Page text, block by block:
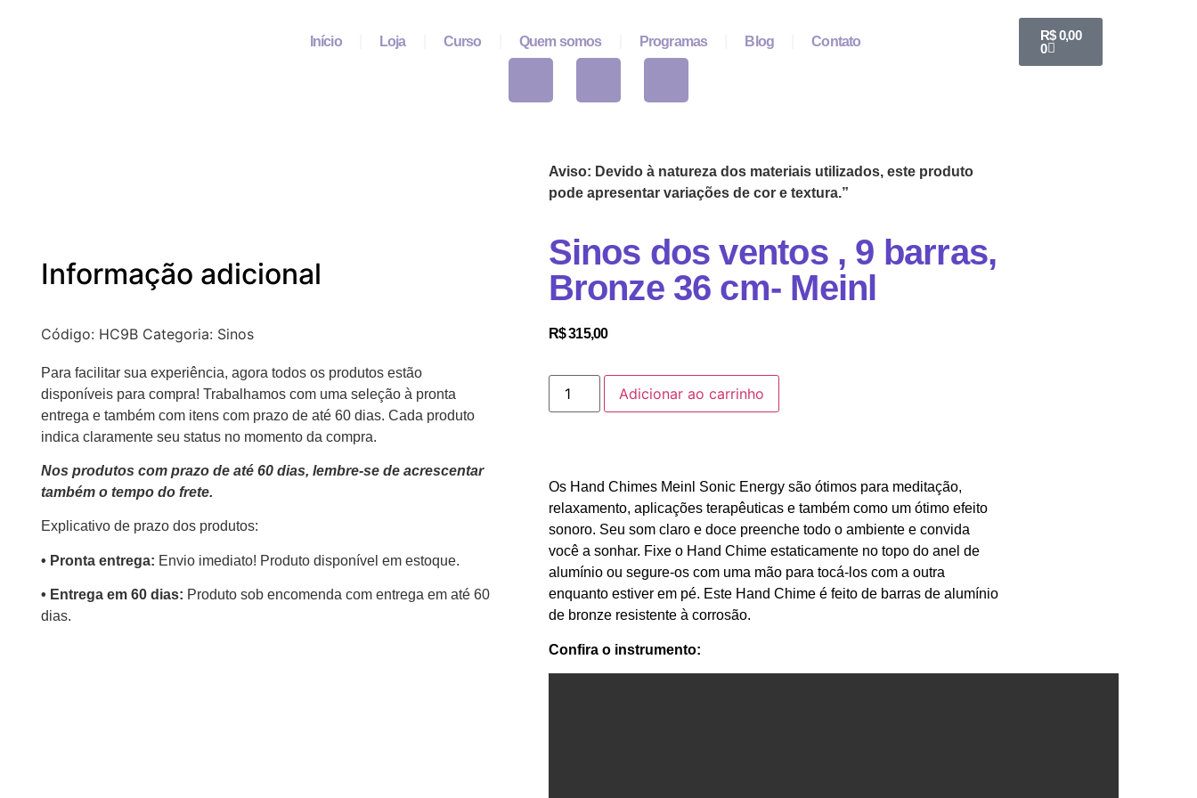
Início Loja Curso Quem somos Programas Blog Contato R$0,00
0
Informação adicional
Código: HC9B Categoria: Sinos
Para facilitar sua experiência, agora todos os produtos estão
disponíveis para compra! Trabalhamos com uma seleção à pronta
entrega e também com itens com prazo de até 60 dias. Cada produto
indica claramente seu status no momento da compra.
Nos produtos com prazo de até 60 dias, lembre-se de acrescentar
também o tempo do frete.
Explicativo de prazo dos produtos:
•⁠ ⁠Pronta entrega: Envio imediato! Produto disponível em estoque.
•⁠ Entrega em 60 dias: Produto sob encomenda com entrega em até 60
dias.
Aviso: Devido à natureza dos materiais utilizados, este produto
pode apresentar variações de cor e textura.”
Sinos dos ventos , 9 barras,
Bronze 36 cm- Meinl
R$315,00
Adicionar ao carrinho
Os Hand Chimes Meinl Sonic Energy são ótimos para meditação,
relaxamento, aplicações terapêuticas e também como um ótimo efeito
sonoro. Seu som claro e doce preenche todo o ambiente e convida
você a sonhar. Fixe o Hand Chime estaticamente no topo do anel de
alumínio ou segure-os com uma mão para tocá-los com a outra
enquanto estiver em pé. Este Hand Chime é feito de barras de alumínio
de bronze resistente à corrosão.
Confira o instrumento: